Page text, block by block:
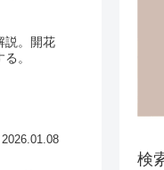
説。開花
。
2026.01.08
検